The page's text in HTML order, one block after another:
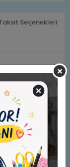
Seçenekleri